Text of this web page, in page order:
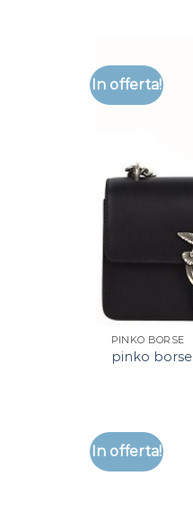
In offerta!
PINKO BORSE
pinko borse
In offerta!